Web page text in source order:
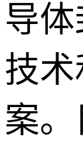
导
技
案